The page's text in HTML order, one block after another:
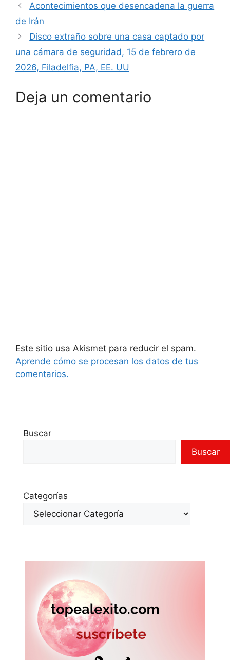
Acontecimientos que desencadena la guerra
de Irán
Disco extraño sobre una casa captado por
una cámara de seguridad, 15 de febrero de
2026, Filadelfia, PA, EE. UU
Deja un comentario
Este sitio usa Akismet para reducir el spam.
Aprende cómo se procesan los datos de tus
comentarios.
Buscar
Buscar
Categorías